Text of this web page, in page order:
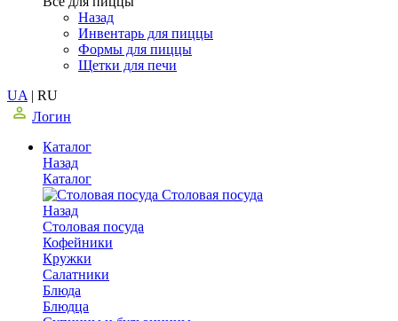
Назад
Инвентарь для пиццы
Формы для пиццы
Щетки для печи
UA | RU
Логин
Каталог
Назад
Каталог
Столовая посуда
Назад
Столовая посуда
Кофейники
Кружки
Салатники
Блюда
Блюдца